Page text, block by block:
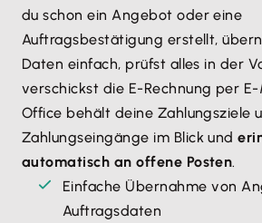
du schon ein Angebot oder eine
Auftragsbestätigung erstellt,
Daten einfach, prüfst alles in der
verschickst die E-Rechnung per E-
Office behält deine Zahlungsziele
Zahlungseingänge im Blick und
automatisch an offene Posten.
Einfache Übernahme von
Auftragsdaten